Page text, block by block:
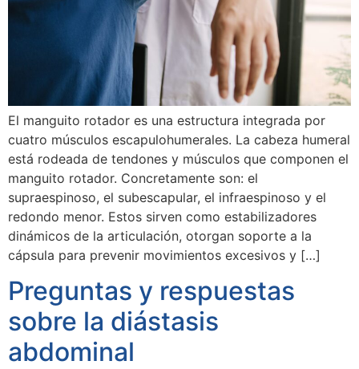
El manguito rotador es una estructura integrada por
cuatro músculos escapulohumerales. La cabeza humeral
está rodeada de tendones y músculos que componen el
manguito rotador. Concretamente son: el
supraespinoso, el subescapular, el infraespinoso y el
redondo menor. Estos sirven como estabilizadores
dinámicos de la articulación, otorgan soporte a la
cápsula para prevenir movimientos excesivos y […]
Preguntas y respuestas
sobre la diástasis
abdominal